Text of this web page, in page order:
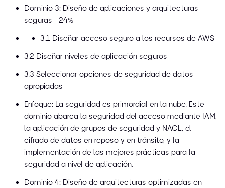
Dominio 3: Diseño de aplicaciones y arquitecturas
seguras - 24%
3.1 Diseñar acceso seguro a los recursos de AWS
3.2 Diseñar niveles de aplicación seguros
3.3 Seleccionar opciones de seguridad de datos
apropiadas
Enfoque: La seguridad es primordial en la nube. Este
dominio abarca la seguridad del acceso mediante IAM,
la aplicación de grupos de seguridad y NACL, el
cifrado de datos en reposo y en tránsito, y la
implementación de las mejores prácticas para la
seguridad a nivel de aplicación.
Dominio 4: Diseño de arquitecturas optimizadas en